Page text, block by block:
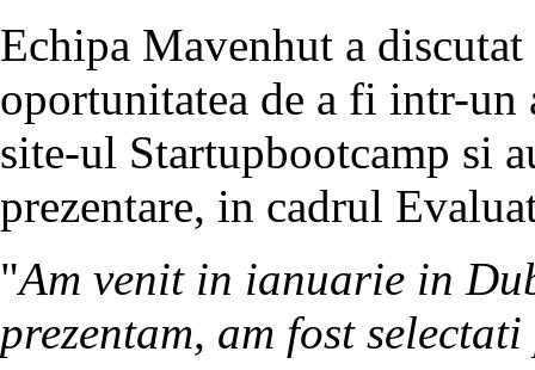
Echipa Mavenhut a
oportunitatea de a fi intr-un
site-ul Startupbootcamp si
prezentare, in cadrul
"Am venit in ianuarie in
prezentam, am fost